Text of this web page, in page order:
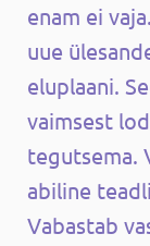
enam ei
uue
eluplaani.
vaimsest
tegutsema.
abiline
Vabastab